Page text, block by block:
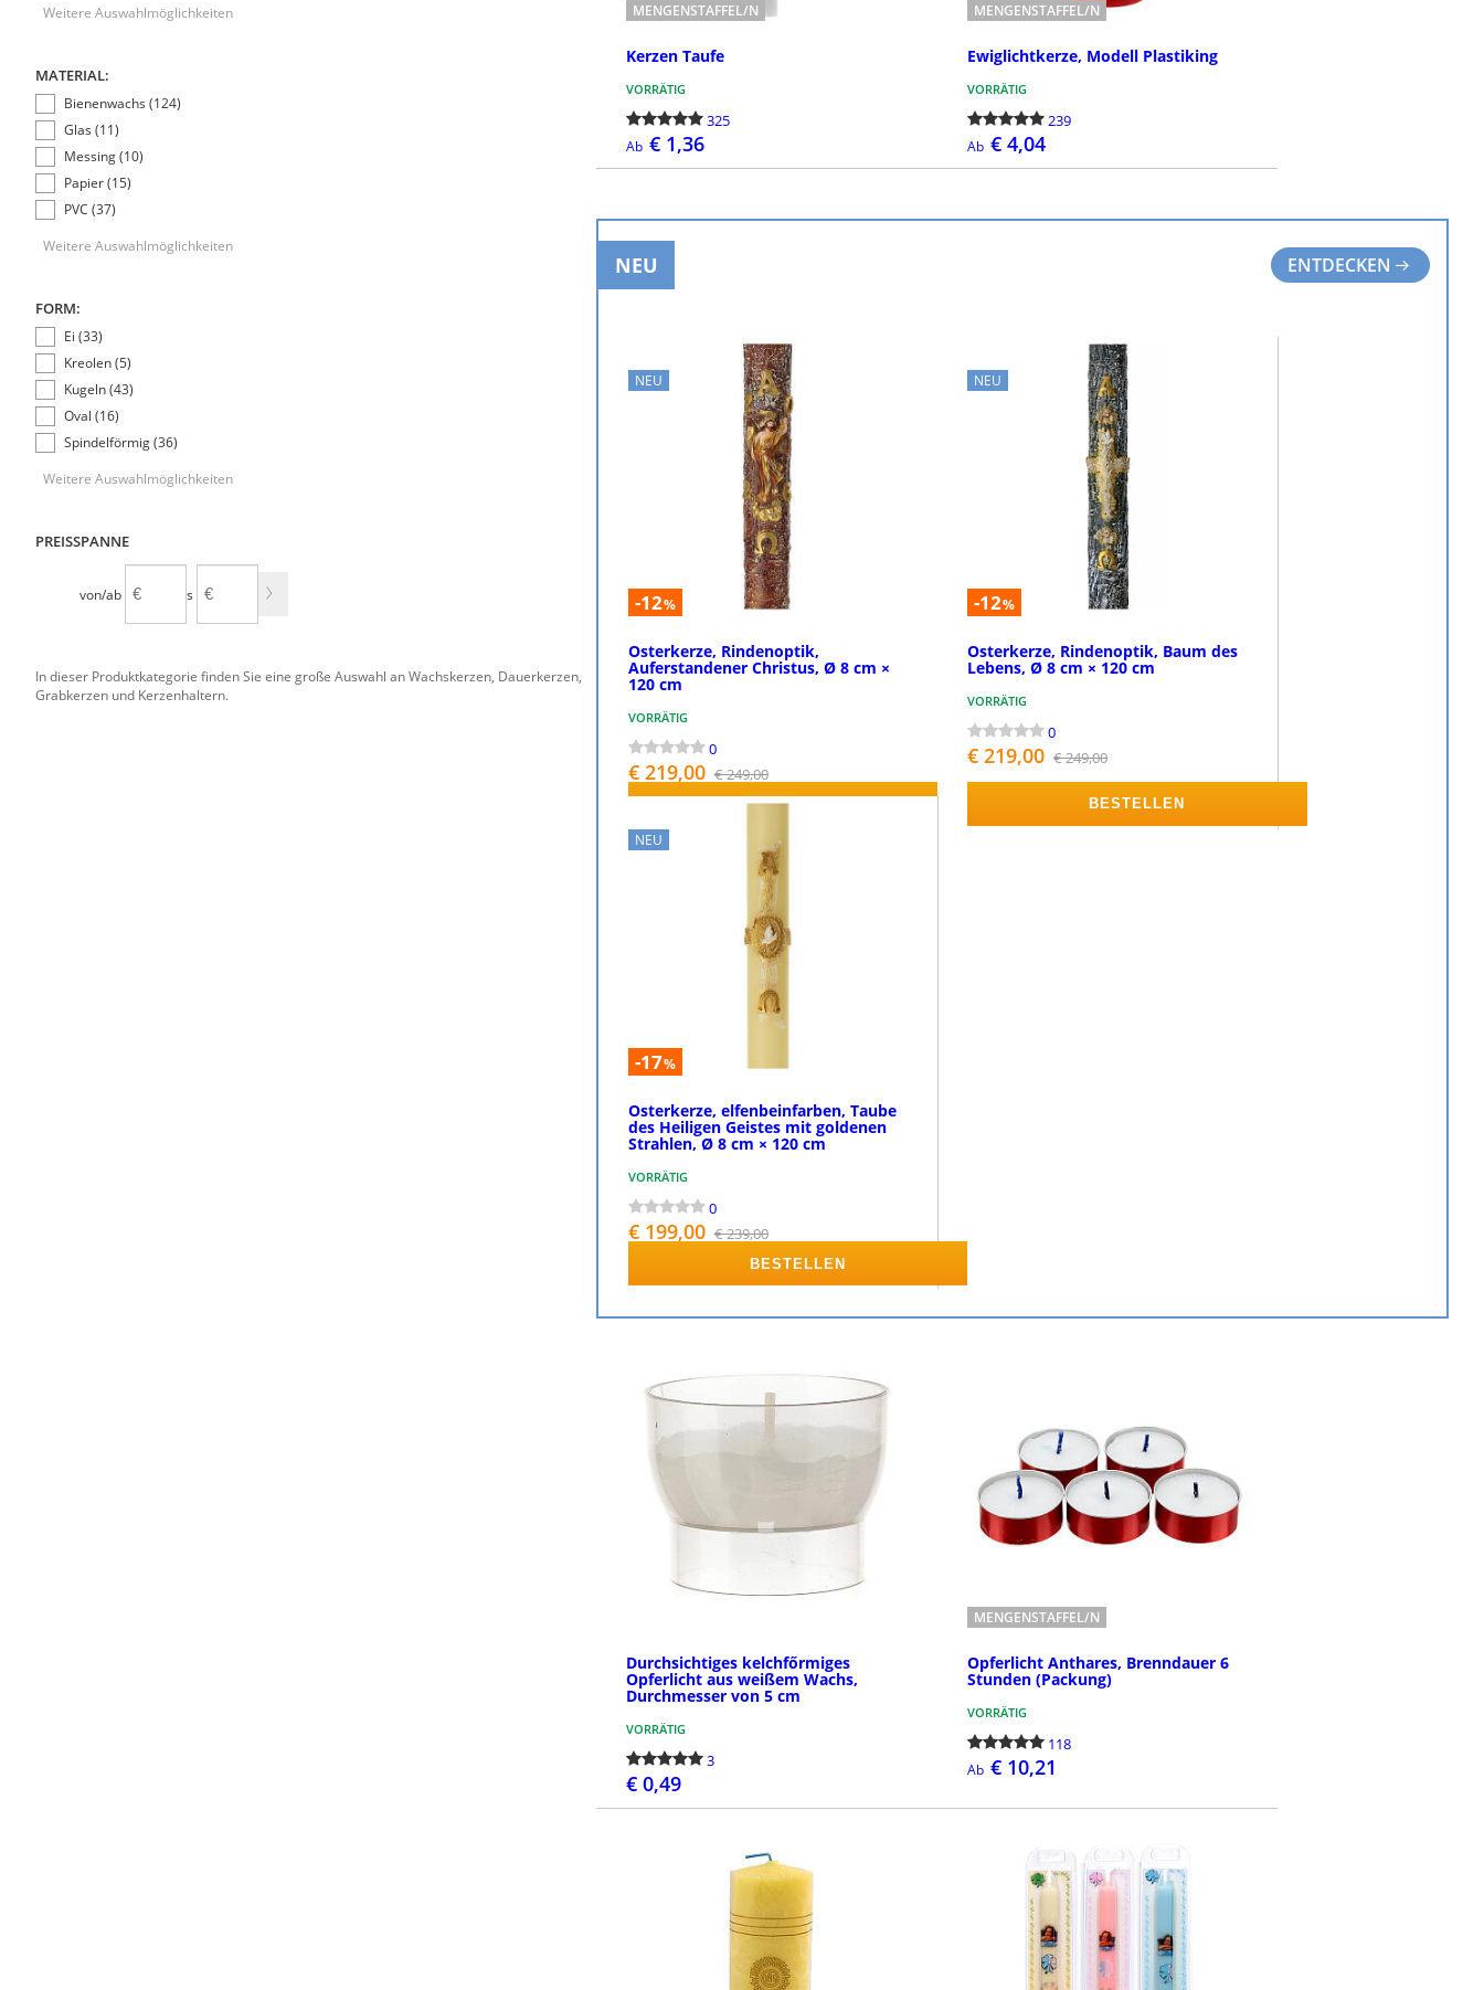
Weitere Auswahlmöglichkeiten
MATERIAL:
Bienenwachs (124)
Glas (11)
Messing (10)
Papier (15)
PVC (37)
Weitere Auswahlmöglichkeiten
FORM:
Ei (33)
Kreolen (5)
Kugeln (43)
Oval (16)
Spindelförmig (36)
Weitere Auswahlmöglichkeiten
PREISSPANNE
von/ab bis
In dieser Produktkategorie finden Sie eine große Auswahl an Wachskerzen, Dauerkerzen,
Grabkerzen und Kerzenhaltern.
MENGENSTAFFEL/N
Kerzen Taufe
VORRÄTIG
325
Ab € 1,36
MENGENSTAFFEL/N
Ewiglichtkerze, Modell Plastiking
VORRÄTIG
239
Ab € 4,04
NEU ENTDECKEN
NEU
-12%
Osterkerze, Rindenoptik,
Auferstandener Christus, Ø 8 cm ×
120 cm
VORRÄTIG
0
€ 219,00 € 249,00
BESTELLEN
NEU
-12%
Osterkerze, Rindenoptik, Baum des
Lebens, Ø 8 cm × 120 cm
VORRÄTIG
0
€ 219,00 € 249,00
BESTELLEN
NEU
-17%
Osterkerze, elfenbeinfarben, Taube
des Heiligen Geistes mit goldenen
Strahlen, Ø 8 cm × 120 cm
VORRÄTIG
0
€ 199,00 € 239,00
BESTELLEN
Durchsichtiges kelchfőrmiges
Opferlicht aus weißem Wachs,
Durchmesser von 5 cm
VORRÄTIG
3
€ 0,49
MENGENSTAFFEL/N
Opferlicht Anthares, Brenndauer 6
Stunden (Packung)
VORRÄTIG
118
Ab € 10,21